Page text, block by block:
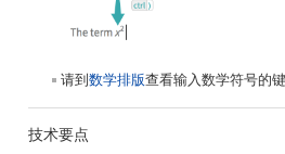
请到数学排版查看输入数学符号的
技术要点